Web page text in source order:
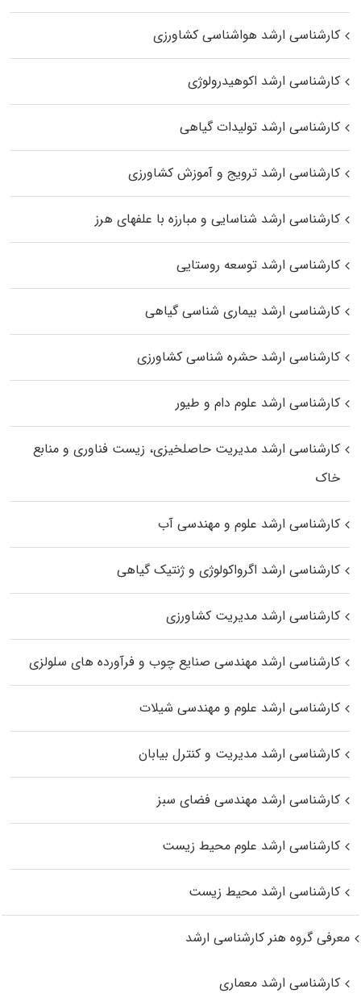
کارشناسی ارشد هواشناسی کشاورزی
کارشناسی ارشد اکوهیدرولوژی
کارشناسی ارشد تولیدات گیاهی
کارشناسی ارشد ترویج و آموزش کشاورزی
کارشناسی ارشد شناسایی و مبارزه با علفهای هرز
کارشناسی ارشد توسعه روستایی
کارشناسی ارشد بیماری‌ شناسی گیاهی
کارشناسی ارشد حشره‌ شناسی کشاورزی
کارشناسی ارشد علوم دام و طیور
کارشناسی ارشد مدیریت حاصلخیزی، زیست فناوری و منابع
خاک
کارشناسی ارشد علوم و مهندسی آب
کارشناسی ارشد اگرواکولوژی و ژنتیک گیاهی
کارشناسی ارشد مدیریت کشاورزی
کارشناسی ارشد مهندسی صنایع چوب و فرآورده‌ های سلولزی
کارشناسی ارشد علوم و مهندسی شیلات
کارشناسی ارشد مدیریت و کنترل بیابان
کارشناسی ارشد مهندسی فضای سبز
کارشناسی ارشد علوم محیط‌ زیست
کارشناسی ارشد محیط زیست
معرفی گروه هنر کارشناسی ارشد
کارشناسی ارشد معماری